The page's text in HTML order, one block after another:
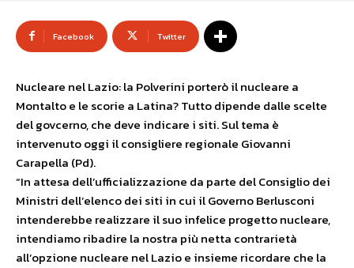
Facebook Twitter
Nucleare nel Lazio: la Polverini porterò il nucleare a
Montalto e le scorie a Latina? Tutto dipende dalle scelte
del govcerno, che deve indicare i siti. Sul tema è
intervenuto oggi il consigliere regionale Giovanni
Carapella (Pd).
“In attesa dell’ufficializzazione da parte del Consiglio dei
Ministri dell’elenco dei siti in cui il Governo Berlusconi
intenderebbe realizzare il suo infelice progetto nucleare,
intendiamo ribadire la nostra più netta contrarietà
all’opzione nucleare nel Lazio e insieme ricordare che la